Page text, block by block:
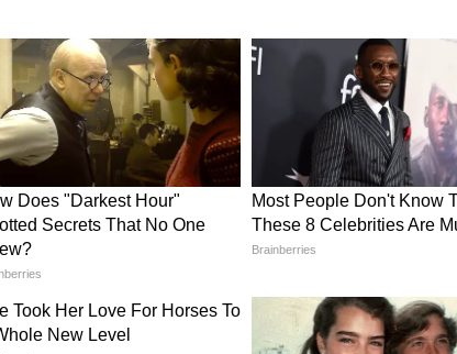
का अलर्ट जारी किया गया है।
और वज्रपात की वजह से बिजली आपूर्ति बाधित हो
और सड़क यातायात प्रभावित होने की भी आशंका है।
के दौरान घरों में ही रहें और अनावश्यक यात्रा से बचें।
सलाह
फसलों पर भी पड़ सकता है। तेज हवाओं के कारण
सकती हैं, जबकि फूल और फल झड़ने का खतरा भी बढ़
पहुंचने की आशंका है। किसानों को सलाह दी गई
पौधों को सहारा दें और खेतों में जल निकासी की उचित